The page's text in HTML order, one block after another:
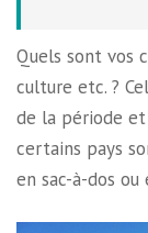
Quels sont vos
culture etc. ?
de la période et
certains pays
en sac-à-dos